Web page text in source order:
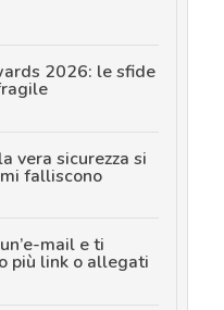
2026: le sfide
vera sicurezza si
falliscono
mail e ti
più link o allegati